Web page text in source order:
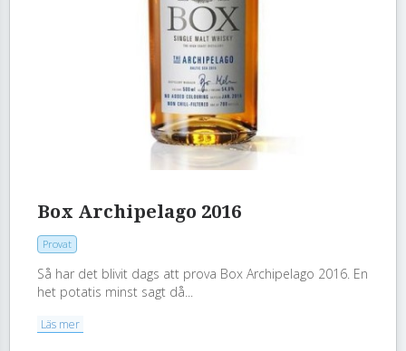
Box Archipelago 2016
Provat
Så har det blivit dags att prova Box Archipelago 2016. En
het potatis minst sagt då...
Läs mer